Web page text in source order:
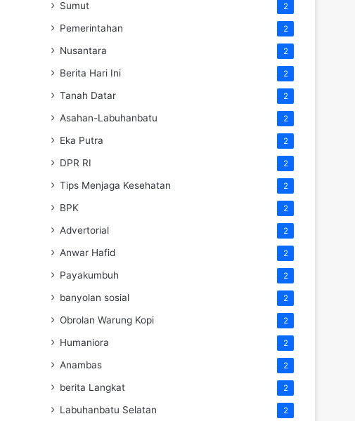
Sumut 2
Pemerintahan 2
Nusantara 2
Berita Hari Ini 2
Tanah Datar 2
Asahan-Labuhanbatu 2
Eka Putra 2
DPR RI 2
Tips Menjaga Kesehatan 2
BPK 2
Advertorial 2
Anwar Hafid 2
Payakumbuh 2
banyolan sosial 2
Obrolan Warung Kopi 2
Humaniora 2
Anambas 2
berita Langkat 2
Labuhanbatu Selatan 2